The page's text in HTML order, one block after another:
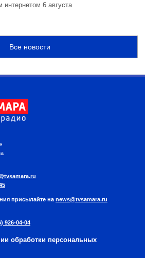
интернетом 6 августа
Все новости
присылайте на news@tvsamara.ru
926-04-04
обработки персональных